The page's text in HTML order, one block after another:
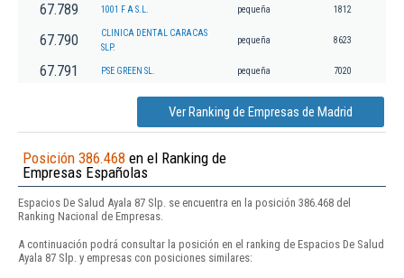
67.789 1001 F A S.L. pequeña 1812
67.790
CLINICA DENTAL CARACAS
SLP.
pequeña 8623
67.791 PSE GREEN SL. pequeña 7020
Ver Ranking de Empresas de Madrid
Posición 386.468 en el Ranking de
Empresas Españolas
Espacios De Salud Ayala 87 Slp. se encuentra en la posición 386.468 del
Ranking Nacional de Empresas.
A continuación podrá consultar la posición en el ranking de Espacios De Salud
Ayala 87 Slp. y empresas con posiciones similares: